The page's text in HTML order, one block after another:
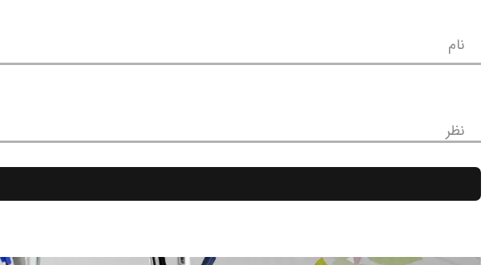
نام
نظر